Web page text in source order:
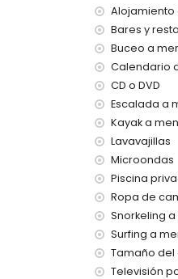
El
Instalaciones
Internet
Aspiradora
Servicio de
Billar y tenis
Calefacción
Servicio de
Cama extra
Actividades
Discoteca,
Alojamiento
Bares y
Buceo a
Calendario
CD o DVD
Escalada a
Kayak a
Lavavajillas
Microondas
Piscina
Ropa de
Snorkeling
Surfing a
Tamaño del
Televisión